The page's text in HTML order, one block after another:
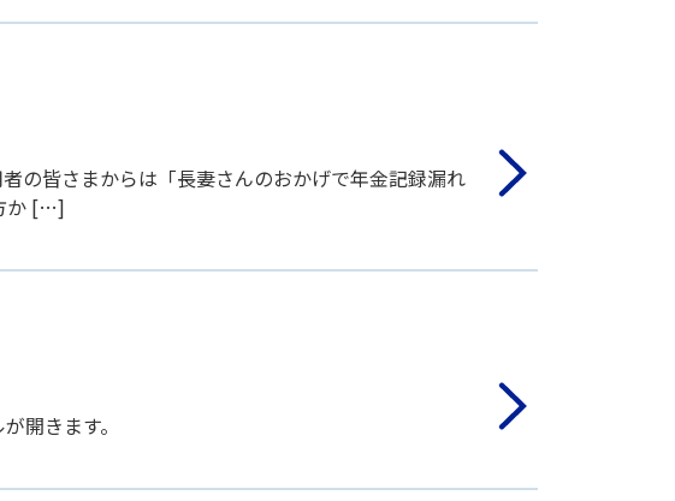
の皆さまからは「長妻さんのおかげで年金記録漏れ
か […]
開きます。